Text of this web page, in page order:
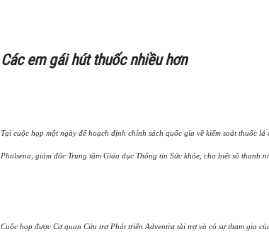
Các em gái hút thuốc nhiều hơn
Tại cuộc họp một ngày để hoạch định chính sách quốc gia về kiểm soát thuốc
Pholsena, giám đốc Trung tâm Giáo dục Thông tin Sức khỏe, cho biết số thanh
Cuộc họp được Cơ quan Cứu trợ Phát triển Adventist tài trợ và có sự tham gia